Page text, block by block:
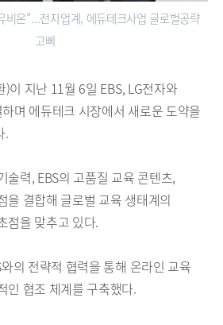
비온”…전자업계, 에듀테크사업 글로벌공략
고삐
)이 지난 11월 6일 EBS, LG전자와
며 에듀테크 시장에서 새로운 도약을
.
술력, EBS의 고품질 교육 콘텐츠,
을 결합해 글로벌 교육 생태계의
점을 맞추고 있다.
의 전략적 협력을 통해 온라인 교육
인 협조 체계를 구축했다.